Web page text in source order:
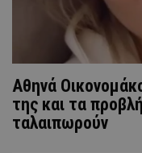
Αθηνά
της και τα
ταλαιπωρούν